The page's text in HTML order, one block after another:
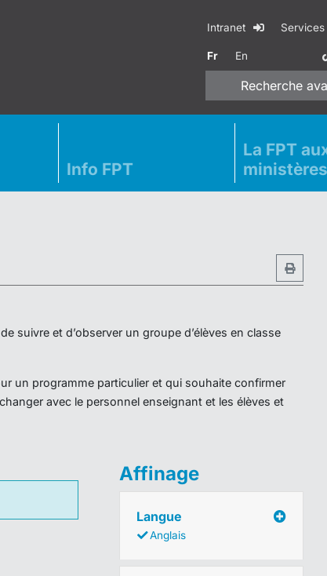
Intranet
Fr En
Recherche
Info FPT
La FPT
ministères
suivre et d’observer un groupe d’élèves en classe
un programme particulier et qui souhaite confirmer
avec le personnel enseignant et les élèves et
Affinage
Langue
Anglais